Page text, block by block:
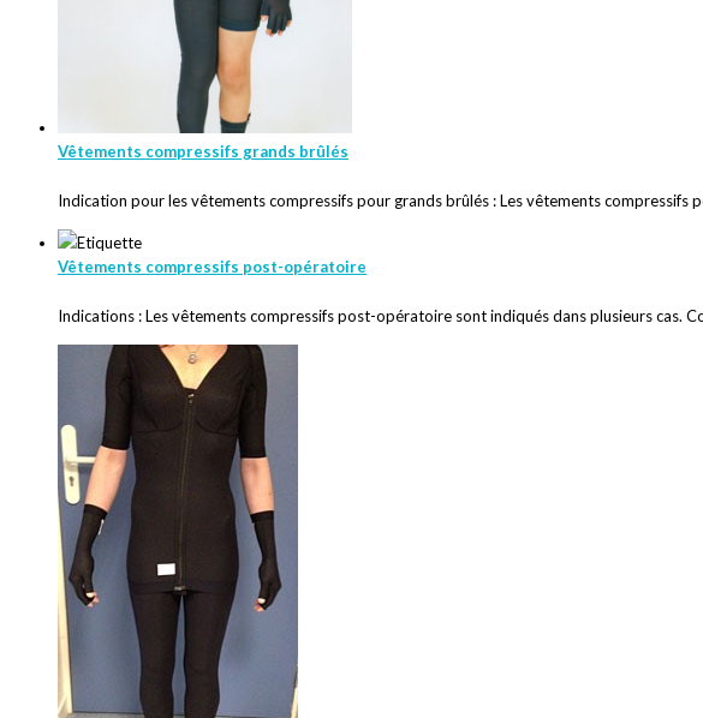
Vêtements compressifs grands brûlés
Indication pour les vêtements compressifs pour grands brûlés : Les vêtements compressifs
Vêtements compressifs post-opératoire
Indications : Les vêtements compressifs post-opératoire sont indiqués dans plusieurs cas.